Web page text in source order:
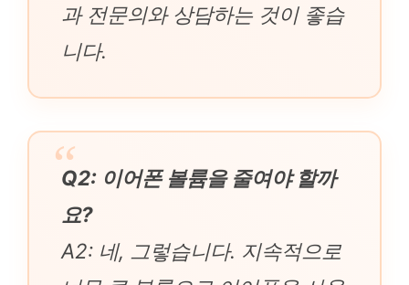
과 전문의와 상담하는 것이 좋습
니다.
Q2: 이어폰 볼륨을 줄여야 할까
요?
A2: 네, 그렇습니다. 지속적으로